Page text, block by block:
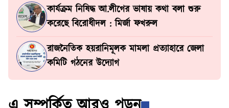
কার্যক্রম নিষিদ্ধ আ.লীগের ভাষায় কথা বলা শুরু
করেছে বিরোধীদল : মির্জা ফখরুল
রাজনৈতিক হয়রানিমূলক মামলা প্রত্যাহারে জেলা
কমিটি গঠনের উদ্যোগ